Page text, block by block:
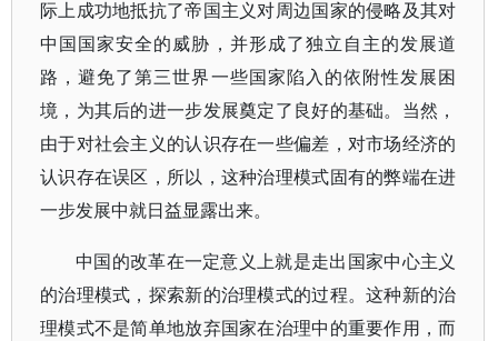
际上成功地抵抗了帝国主义对周边国家的侵略及其对
中国国家安全的威胁，并形成了独立自主的发展道
路，避免了第三世界一些国家陷入的依附性发展困
境，为其后的进一步发展奠定了良好的基础。当然，
由于对社会主义的认识存在一些偏差，对市场经济的
认识存在误区，所以，这种治理模式固有的弊端在进
一步发展中就日益显露出来。
中国的改革在一定意义上就是走出国家中心主义
的治理模式，探索新的治理模式的过程。这种新的治
理模式不是简单地放弃国家在治理中的重要作用，而